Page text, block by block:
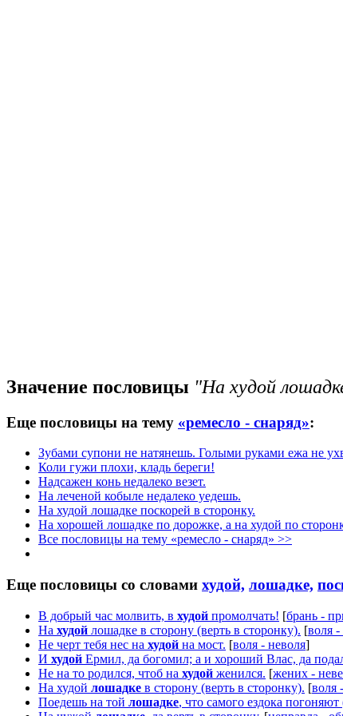
Значение пословицы "На худой
Еще пословицы на тему «ремесло - снаряд»:
Зубами супони не натянешь. Голыми руками ежа не
Коли гужи плохи, кладь береги!
Надсажен конь недалеко везет.
На леченой кобыле недалеко уедешь.
На худой лошадке поскорей в сторонку.
На хорошей лошадке по дорожке, а на худой по
Все пословицы на тему «ремесло - снаряд» >>
Еще пословицы со словами худой, лошадке,
В добрый час молвить, в худой промолчать! [брань -
На худой лошадке в сторону (верть в сторонку). [воля -
Не черт тебя нес на худой на мост. [воля - неволя]
И худой Ермил, да богомил; а и хороший Влас, да
Не на то родился, чтоб на худой женился. [жених -
На худой лошадке в сторону (верть в сторонку). [воля
Поедешь на той лошадке, что самого ездока